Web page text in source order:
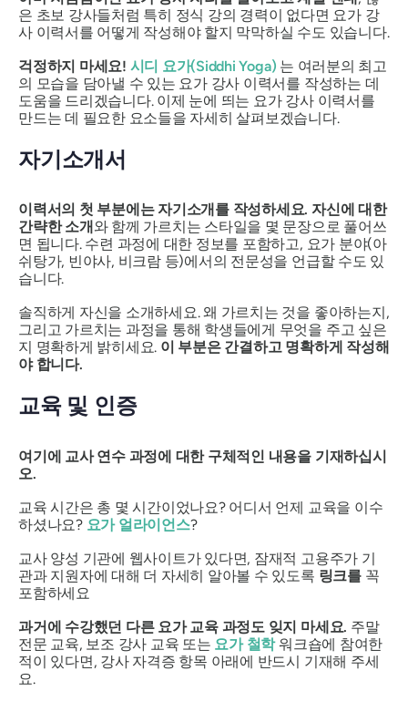
은 초보 강사들처럼 특히 정식 강의 경력이 없다면 요가 강
사 이력서를 어떻게 작성해야 할지 막막하실 수도 있습니다.
걱정하지 마세요! 시디 요가(Siddhi Yoga) 는 여러분의 최고
의 모습을 담아낼 수 있는 요가 강사 이력서를 작성하는 데
도움을 드리겠습니다. 이제 눈에 띄는 요가 강사 이력서를
만드는 데 필요한 요소들을 자세히 살펴보겠습니다.
자기소개서
이력서의 첫 부분에는 자기소개를 작성하세요. 자신에 대한
간략한 소개 와 함께 가르치는 스타일을 몇 문장으로 풀어쓰
면 됩니다. 수련 과정에 대한 정보를 포함하고, 요가 분야(아
쉬탕가, 빈야사, 비크람 등)에서의 전문성을 언급할 수도 있
습니다.
솔직하게 자신을 소개하세요. 왜 가르치는 것을 좋아하는지,
그리고 가르치는 과정을 통해 학생들에게 무엇을 주고 싶은
지 명확하게 밝히세요. 이 부분은 간결하고 명확하게 작성해
야 합니다.
교육 및 인증
여기에 교사 연수 과정에 대한 구체적인 내용을 기재하십시
오.
교육 시간은 총 몇 시간이었나요? 어디서 언제 교육을 이수
하셨나요? 요가 얼라이언스?
교사 양성 기관에 웹사이트가 있다면, 잠재적 고용주가 기
관과 지원자에 대해 더 자세히 알아볼 수 있도록 링크를꼭
포함하세요
과거에 수강했던 다른 요가 교육 과정도 잊지 마세요. 주말
전문 교육, 보조 강사 교육 또는 요가 철학워크숍에 참여한
적이 있다면, 강사 자격증 항목 아래에 반드시 기재해 주세
요.